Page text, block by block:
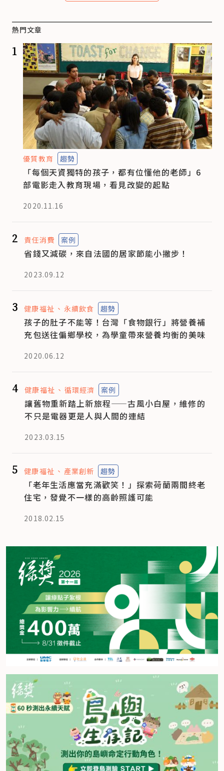
熱門文章
1
優質教育 趨勢
「每個天資獨特的孩子，都有位懂他的老師」6
部電影走入教育現場，看見改變的起點
2020.11.16
2 責任消費 案例
省錢又減碳，來自法國的居家節能小撇步！
2023.09.12
3 健康福祉 永續飲食 趨勢
孩子的肚子不能等！台灣「食物銀行」將營養補
充包送往偏鄉學校，為學童帶來營養均衡的美味
2020.06.12
4 健康福祉 循環經濟 案例
讓舊物重新踏上新旅程——古風小白屋，維修的
不只是電器更是人與人間的連結
2023.03.15
5 健康福祉 產業創新 趨勢
「老年生活應當充滿歡笑！」探索荷蘭兩間終老
住宅，發覺不一樣的高齡照護可能
2018.02.15